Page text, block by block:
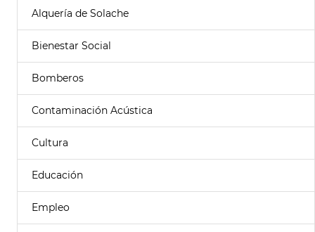
Alquería de Solache
Bienestar Social
Bomberos
Contaminación Acústica
Cultura
Educación
Empleo